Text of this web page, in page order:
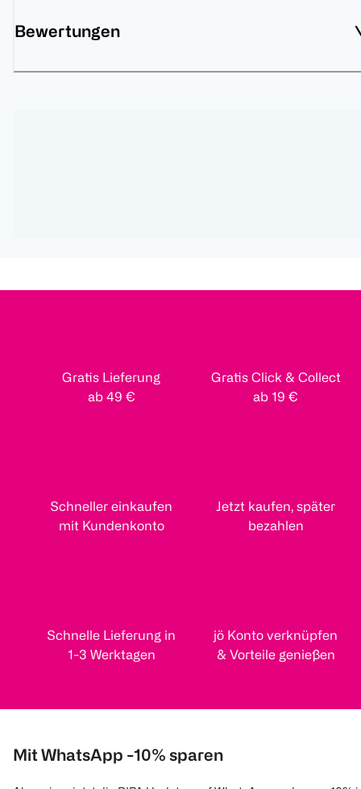
Bewertungen
Gratis Lieferung
ab 49 €
Gratis Click & Collect
ab 19 €
Schneller einkaufen
mit Kundenkonto
Jetzt kaufen, später
bezahlen
Schnelle Lieferung in
1-3 Werktagen
jö Konto verknüpfen
& Vorteile genießen
Mit WhatsApp -10% sparen